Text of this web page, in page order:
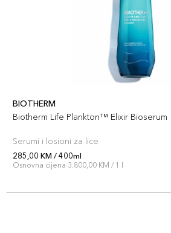
BIOTHERM
Biotherm Life Plankton™ Elixir Bioserum
Serumi i losioni za lice
285,00 KM / 400ml
Osnovna cijena 3.800,00 KM / 1 l